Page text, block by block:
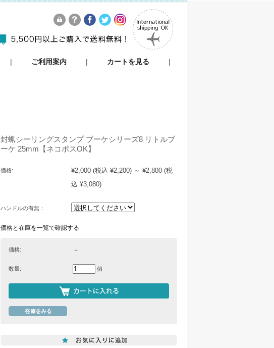
ご利用案内 カートを見る
封蝋シーリングスタンプ ブーケシリーズ8 リトルブ
ーケ 25mm【ネコポスOK】
価格: ¥2,000 (税込 ¥2,200) ～ ¥2,800 (税
込 ¥3,080)
ハンドルの有無：
価格と在庫を一覧で確認する
価格: －
数量: 個